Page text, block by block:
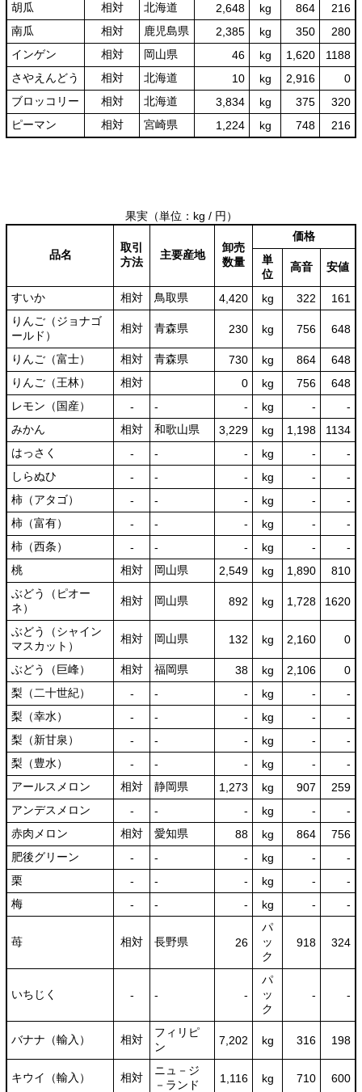
胡瓜
相対 北海道 2,648 kg 864
216
南瓜
相対 鹿児島県 2,385 kg 350
280
インゲン
相対 岡山県 46 kg 1,620
1188
さやえんどう
相対 北海道 10 kg 2,916
0
ブロッコリー
相対 北海道 3,834 kg 375
320
ピーマン
相対 宮崎県 1,224 kg 748 216
果実（単位：kg / 円）
品名
取引
方法
主要産地
卸売
数量
価格
単
位
高音 安値
すいか 相対 鳥取県 4,420 kg 322
161
りんご（ジョナゴ
ールド）
相対 青森県 230 kg 756 648
りんご（富士） 相対 青森県 730 kg 864
648
りんご（王林）
相対 0 kg 756
648
レモン（国産）
‐ ‐ ‐ kg -
‐
みかん
相対 和歌山県 3,229 kg 1,198
1134
はっさく
‐ ‐ ‐ kg -
‐
しらぬひ
‐ ‐ ‐ kg -
‐
柿（アタゴ）
‐ ‐ ‐ kg -
‐
柿（富有）
‐ ‐ ‐ kg -
‐
柿（西条）
‐ ‐ ‐ kg -
‐
桃
相対 岡山県 2,549 kg 1,890
810
ぶどう（ピオー
ネ）
相対 岡山県 892 kg 1,728 1620
ぶどう（シャイン
マスカット）
相対 岡山県 132 kg 2,160 0
ぶどう（巨峰） 相対 福岡県 38 kg 2,106
0
梨（二十世紀）
‐ ‐ ‐ kg -
‐
梨（幸水）
‐ ‐ ‐ kg -
‐
梨（新甘泉）
‐ ‐ ‐ kg -
‐
梨（豊水）
‐ ‐ ‐ kg -
‐
アールスメロン
相対 静岡県 1,273 kg 907
259
アンデスメロン
‐ ‐ ‐ kg -
‐
赤肉メロン
相対 愛知県 88 kg 864
756
肥後グリーン
‐ ‐ ‐ kg -
‐
栗
‐ ‐ ‐ kg -
‐
梅
‐ ‐ ‐ kg - ‐
苺 相対 長野県 26
パ
ッ
ク
918 324
いちじく ‐ ‐ ‐
パ
ッ
ク
- ‐
バナナ（輸入） 相対
フィリピ
ン
7,202 kg 316 198
キウイ（輸入） 相対
ニュ－ジ
－ランド
1,116 kg 710 600